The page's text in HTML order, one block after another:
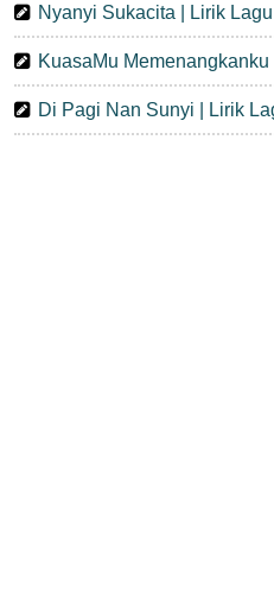
Nyanyi Sukacita | Lirik
KuasaMu
Di Pagi Nan Sunyi | Lirik